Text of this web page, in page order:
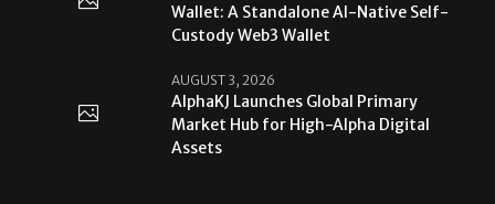
Wallet: A Standalone AI-Native Self-
Custody Web3 Wallet
AUGUST 3, 2026
AlphaKJ Launches Global Primary
Market Hub for High-Alpha Digital
Assets